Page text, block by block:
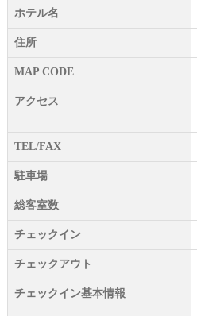
ホテル名
住所
MAP CODE
アクセス
TEL/FAX
駐車場
総客室数
チェックイン
チェックアウト
チェックイン基本情報